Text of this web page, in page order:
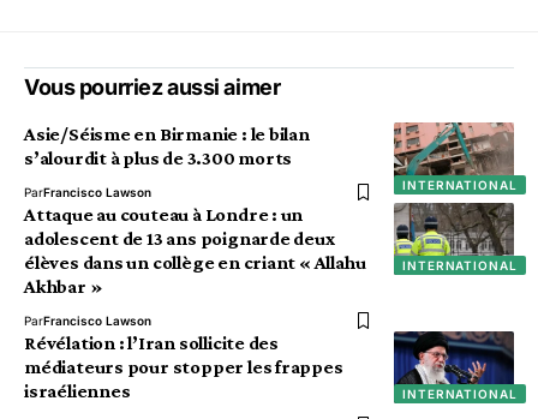
Vous pourriez aussi aimer
INTERNATIONAL
Asie/Séisme en Birmanie : le bilan
s’alourdit à plus de 3.300 morts
ParFrancisco Lawson
INTERNATIONAL
Attaque au couteau à Londre : un
adolescent de 13 ans poignarde deux
élèves dans un collège en criant « Allahu
Akhbar »
ParFrancisco Lawson
INTERNATIONAL
Révélation : l’Iran sollicite des
médiateurs pour stopper les frappes
israéliennes